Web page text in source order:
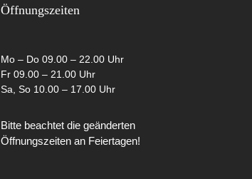
Öffnungszeiten
Mo – Do 09.00 – 22.00 Uhr
Fr 09.00 – 21.00 Uhr
Sa, So 10.00 – 17.00 Uhr
Bitte beachtet die geänderten
Öffnungszeiten an Feiertagen!